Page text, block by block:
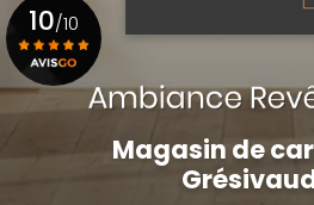
Magasin de
10/10
Voir le certificat